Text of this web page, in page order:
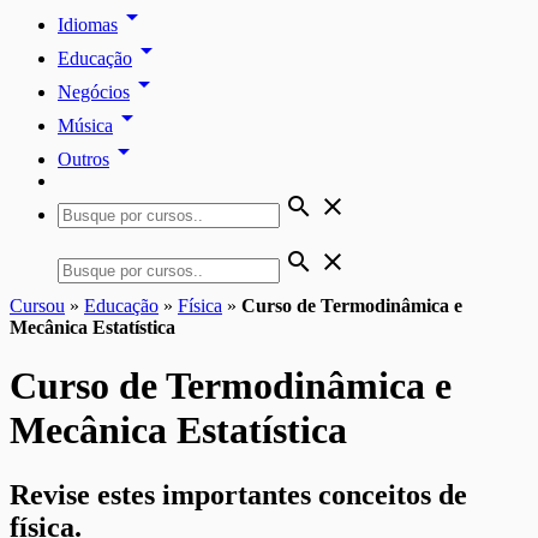
Idiomas arrow_drop_down
Educação arrow_drop_down
Negócios arrow_drop_down
Música arrow_drop_down
Outros arrow_drop_down
search close
search close
Cursou » Educação » Física » Curso de Termodinâmica e
Mecânica Estatística
Curso de Termodinâmica e
Mecânica Estatística
Revise estes importantes conceitos de
física.